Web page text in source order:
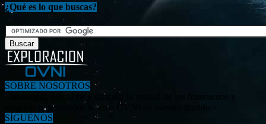
¿Qué es lo que buscas?
SOBRE NOSOTROS
«Investigar, descubrir y difundir la verdad de los fenómenos y
enigmas relacionados al tema OVNI en nuestro mundo.»
SÍGUENOS